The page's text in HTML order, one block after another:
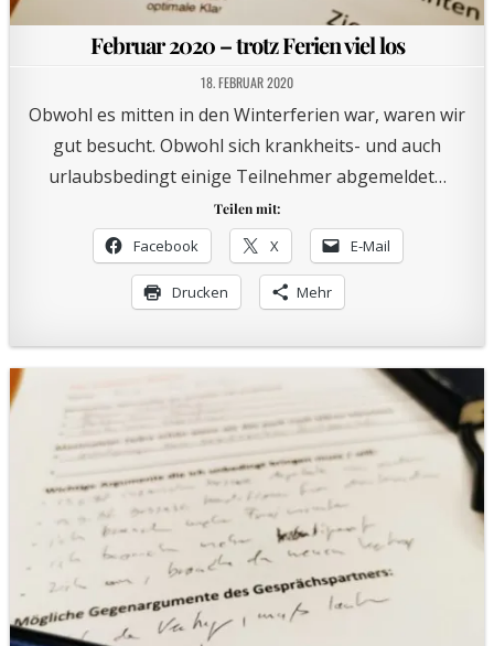
Februar 2020 – trotz Ferien viel los
18. FEBRUAR 2020
Obwohl es mitten in den Winterferien war, waren wir
gut besucht. Obwohl sich krankheits- und auch
urlaubsbedingt einige Teilnehmer abgemeldet…
Teilen mit:
Facebook X E-Mail
Drucken Mehr